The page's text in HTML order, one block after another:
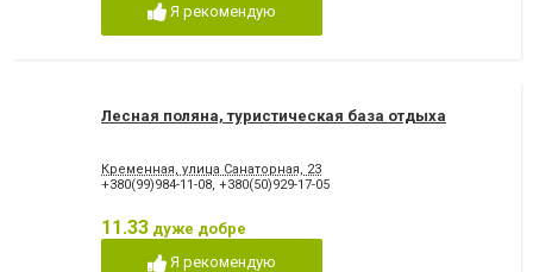
Я рекомендую
Лесная поляна, туристическая база отдыха
Кременная, улица Санаторная, 23
+380(99)984-11-08, +380(50)929-17-05
11.33 дуже добре
Я рекомендую